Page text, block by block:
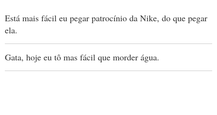
Está mais fácil eu pegar patrocínio da Nike, do que pegar
ela.
Gata, hoje eu tô mas fácil que morder água.